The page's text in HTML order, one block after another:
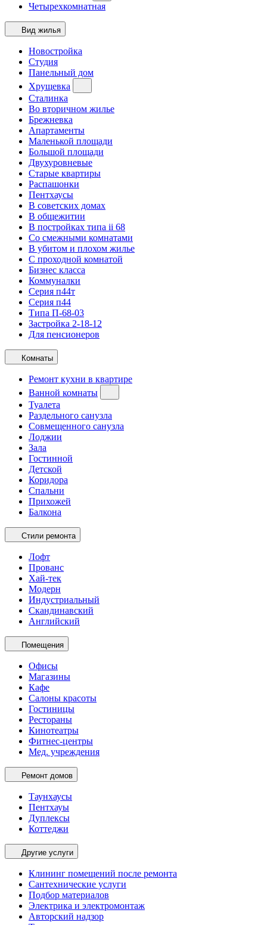
Четырехкомнатная
Вид жилья
Новостройка
Студия
Панельный дом
Хрущевка
Сталинка
Во вторичном жилье
Брежневка
Апартаменты
Маленькой площади
Большой площади
Двухуровневые
Старые квартиры
Распашонки
Пентхаусы
В советских домах
В общежитии
В постройках типа ii 68
Со смежными комнатами
В убитом и плохом жилье
С проходной комнатой
Бизнес класса
Коммуналки
Серия п44т
Серия п44
Типа П-68-03
Застройка 2-18-12
Для пенсионеров
Комнаты
Ремонт кухни в квартире
Ванной комнаты
Туалета
Раздельного санузла
Совмещенного санузла
Лоджии
Зала
Гостинной
Детской
Коридора
Спальни
Прихожей
Балкона
Стили ремонта
Лофт
Прованс
Хай-тек
Модерн
Индустриальный
Скандинавский
Английский
Помещения
Офисы
Магазины
Кафе
Салоны красоты
Гостиницы
Рестораны
Кинотеатры
Фитнес-центры
Мед. учреждения
Ремонт домов
Таунхаусы
Пентхауы
Дуплексы
Коттеджи
Другие услуги
Клининг помещений после ремонта
Сантехнические услуги
Подбор материалов
Электрика и электромонтаж
Авторский надзор